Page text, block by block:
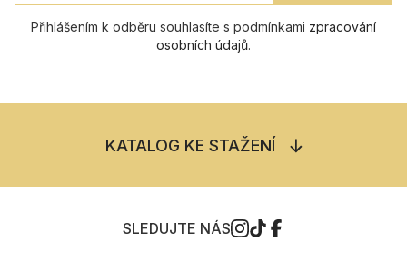
Přihlášením k odběru souhlasíte s podmínkami zpracování
osobních údajů.
KATALOG KE STAŽENÍ
SLEDUJTE NÁS